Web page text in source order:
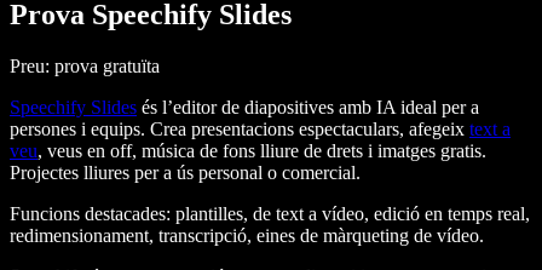
Prova Speechify Slides
Preu: prova gratuïta
Speechify Slides és l’editor de diapositives amb IA ideal per a
persones i equips. Crea presentacions espectaculars, afegeix text a
veu, veus en off, música de fons lliure de drets i imatges gratis.
Projectes lliures per a ús personal o comercial.
Funcions destacades: plantilles, de text a vídeo, edició en temps real,
redimensionament, transcripció, eines de màrqueting de vídeo.